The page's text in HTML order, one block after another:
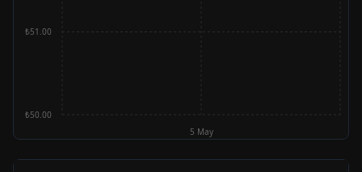
5 May
₺50.00
₺51.00